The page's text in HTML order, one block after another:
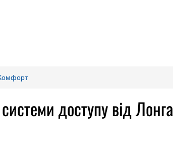
Комфорт
доступу від Лонга